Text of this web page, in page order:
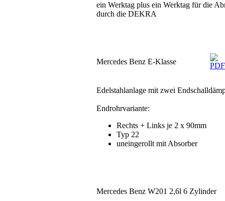
ein Werktag plus ein Werktag für die
durch die DEKRA
Mercedes Benz E-Klasse
Edelstahlanlage mit zwei
Endrohrvariante:
Rechts + Links je 2 x 90mm
Typ 22
uneingerollt mit Absorber
Mercedes Benz W201 2,6l 6 Zylinder